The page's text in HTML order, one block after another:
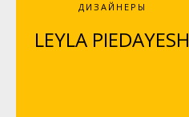
ДИЗАЙНЕРЫ
LEYLA PIEDAYESH